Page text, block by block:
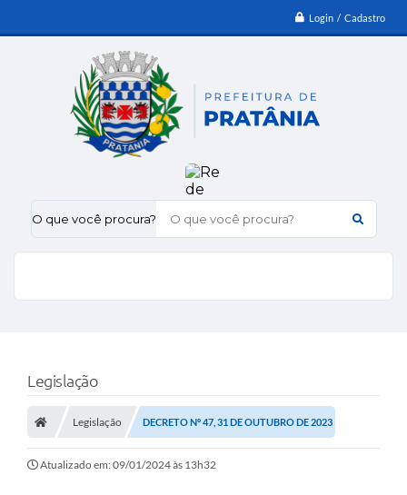
Login / Cadastro
O que você procura?
Legislação
Legislação DECRETO Nº 47, 31 DE OUTUBRO DE 2023
Atualizado em: 09/01/2024 às 13h32